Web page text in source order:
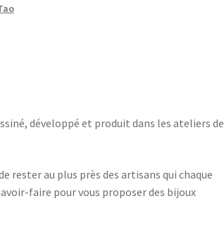
développé et produit dans les ateliers de
rester au plus près des artisans qui chaque
faire pour vous proposer des bijoux